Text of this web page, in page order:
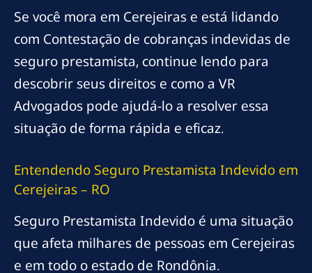
Se você mora em Cerejeiras e está lidando
com Contestação de cobranças indevidas de
seguro prestamista, continue lendo para
descobrir seus direitos e como a VR
Advogados pode ajudá-lo a resolver essa
situação de forma rápida e eficaz.
Entendendo Seguro Prestamista Indevido em
Cerejeiras – RO
Seguro Prestamista Indevido é uma situação
que afeta milhares de pessoas em Cerejeiras
e em todo o estado de Rondônia.